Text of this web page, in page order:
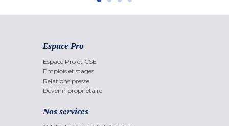
Espace Pro
Espace Pro et CSE
Emplois et stages
Relations presse
Devenir propriétaire
Nos services